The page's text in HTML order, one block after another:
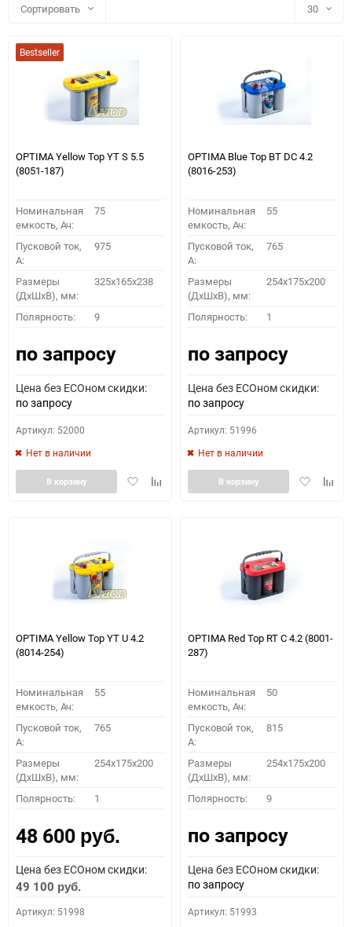
ПОДОБРАТЬ
Как определить полярность?
0 - обратная 1 - прямая 3 - обратная 4 - прямая
Сортировать 30
Bestseller
OPTIMA Yellow Top YT S 5.5
(8051-187)
Номинальная
емкость, Ач:
75
Пусковой ток,
A:
975
Размеры
(ДхШхВ), мм:
325x165x238
Полярность: 9
по запросу
Цена без ECOном скидки:
по запросу
Артикул: 52000
Нет в наличии
ДобавитьДобавить
В корзину
OPTIMA Blue Top BT DC 4.2
(8016-253)
Номинальная
емкость, Ач:
55
Пусковой ток,
A:
765
Размеры
(ДхШхВ), мм:
254x175x200
Полярность: 1
по запросу
Цена без ECOном скидки:
по запросу
Артикул: 51996
Нет в наличии
Добавить
В корзину
OPTIMA Yellow Top YT U 4.2
(8014-254)
Номинальная
емкость, Ач:
55
Пусковой ток,
A:
765
Размеры
(ДхШхВ), мм:
254x175x200
Полярность: 1
48 600 руб.
Цена без ECOном скидки:
49 100 руб.
Артикул: 51998
OPTIMA Red Top RT С 4.2 (8001-
287)
Номинальная
емкость, Ач:
50
Пусковой ток,
A:
815
Размеры
(ДхШхВ), мм:
254x175x200
Полярность: 9
по запросу
Цена без ECOном скидки:
по запросу
Артикул: 51993